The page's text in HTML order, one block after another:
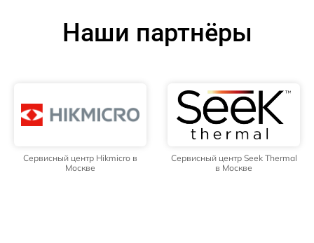
Наши партнёры
Сервисный центр Hikmicro в
Москве
Сервисный центр Seek Thermal
в Москве